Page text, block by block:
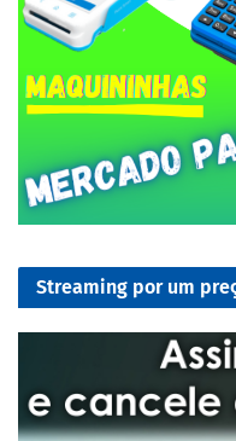
Streaming por um